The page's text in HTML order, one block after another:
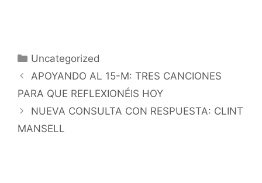
Categorías
Uncategorized
APOYANDO AL 15-M: TRES CANCIONES
PARA QUE REFLEXIONÉIS HOY
NUEVA CONSULTA CON RESPUESTA: CLINT
MANSELL